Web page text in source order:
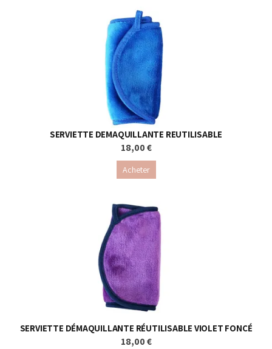
SERVIETTE DEMAQUILLANTE REUTILISABLE
18,00 €
Acheter
SERVIETTE DÉMAQUILLANTE RÉUTILISABLE VIOLET FONCÉ
18,00 €